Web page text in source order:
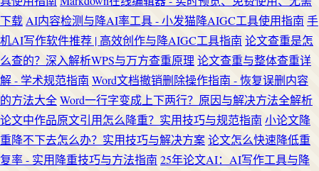
下载 AI内容检测与降AI率工具 - 小发猫降AIGC工具使用指南 手
机AI写作软件推荐 | 高效创作与降AIGC工具指南 论文查重是怎
么查的？深入解析WPS与万方查重原理 论文查重与整体查重详
解 - 学术规范指南 Word文档撤销删除操作指南 - 恢复误删内容
的方法大全Word一行字变成上下两行？原因与解决方法全解析
论文中作品原文引用怎么降重？实用技巧与规范指南 小论文降
重降不下去怎么办？实用技巧与解决方案论文怎么快速降低重
复率 - 实用降重技巧与方法指南 25年论文AI：AI写作工具与降